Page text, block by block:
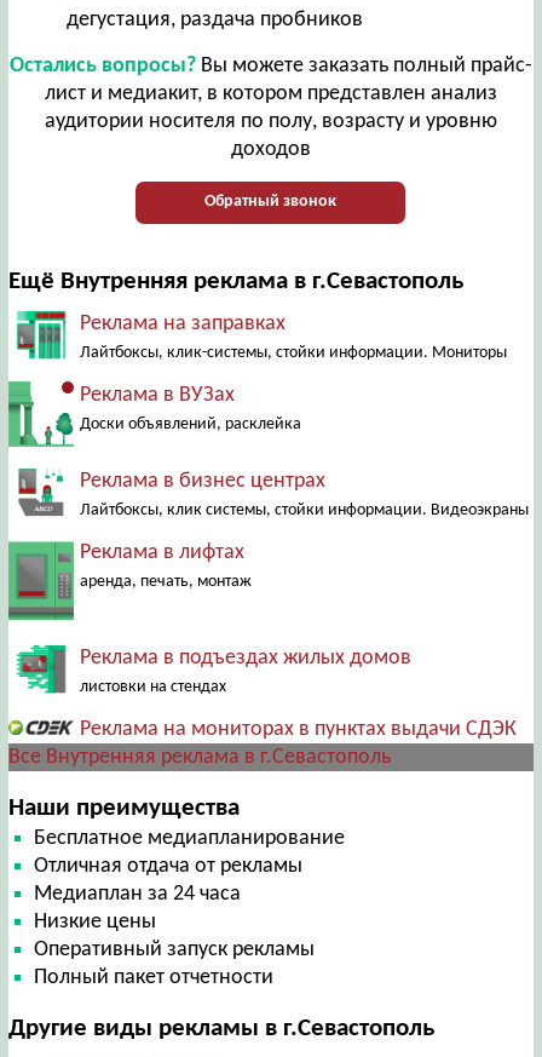
дегустация, раздача пробников
Остались вопросы?Вы можете заказать полный прайс-
лист и медиакит, в котором представлен анализ
аудитории носителя по полу, возрасту и уровню
доходов
Обратный звонок
Ещё Внутренняя реклама в г.Севастополь
Реклама на заправках
Лайтбоксы, клик-системы, стойки информации. Мониторы
Реклама в ВУЗах
Доски объявлений, расклейка
Реклама в бизнес центрах
Лайтбоксы, клик системы, стойки информации. Видеоэкраны
Реклама в лифтах
аренда, печать, монтаж
Реклама в подъездах жилых домов
листовки на стендах
Реклама на мониторах в пунктах выдачи СДЭК
Все Внутренняя реклама в г.Севастополь
Наши преимущества
Бесплатное медиапланирование
Отличная отдача от рекламы
Медиаплан за 24 часа
Низкие цены
Оперативный запуск рекламы
Полный пакет отчетности
Другие виды рекламы в г.Севастополь